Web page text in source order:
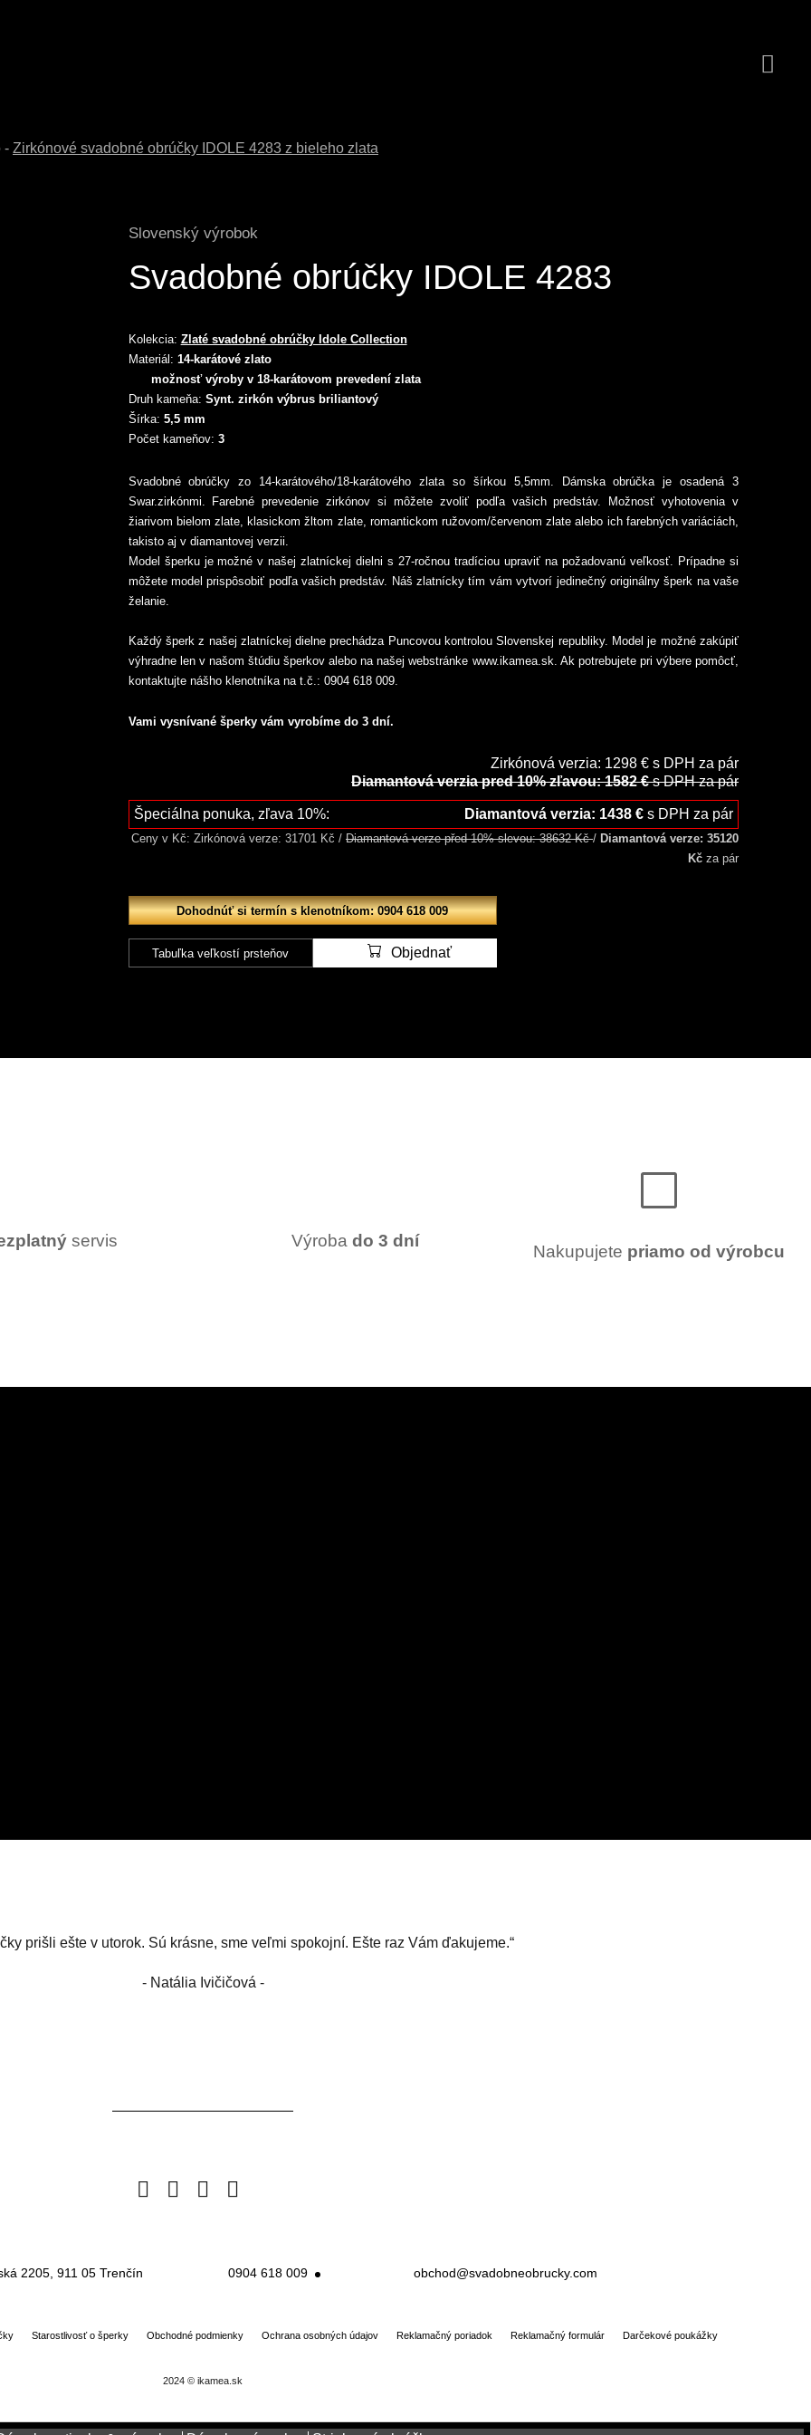
- Zirkónové svadobné obrúčky IDOLE 4283 z bieleho zlata
Slovenský výrobok
Svadobné obrúčky IDOLE 4283
Kolekcia: Zlaté svadobné obrúčky Idole Collection
Materiál: 14-karátové zlato
možnosť výroby v 18-karátovom prevedení zlata
Druh kameňa: Synt. zirkón výbrus briliantový
Šírka: 5,5 mm
Počet kameňov: 3
Svadobné obrúčky zo 14-karátového/18-karátového zlata so šírkou 5,5mm. Dámska obrúčka je osadená 3
Swar.zirkónmi. Farebné prevedenie zirkónov si môžete zvoliť podľa vašich predstáv. Možnosť vyhotovenia v
žiarivom bielom zlate, klasickom žltom zlate, romantickom ružovom/červenom zlate alebo ich farebných variáciách,
takisto aj v diamantovej verzii.
Model šperku je možné v našej zlatníckej dielni s 27-ročnou tradíciou upraviť na požadovanú veľkosť. Prípadne si
môžete model prispôsobiť podľa vašich predstáv. Náš zlatnícky tím vám vytvorí jedinečný originálny šperk na vaše
želanie.
Každý šperk z našej zlatníckej dielne prechádza Puncovou kontrolou Slovenskej republiky. Model je možné zakúpiť
výhradne len v našom štúdiu šperkov alebo na našej webstránke www.ikamea.sk. Ak potrebujete pri výbere pomôcť,
kontaktujte nášho klenotníka na t.č.: 0904 618 009.
Vami vysnívané šperky vám vyrobíme do 3 dní.
Zirkónová verzia: 1298 € s DPH za pár
Diamantová verzia pred 10% zľavou: 1582 €s DPH za pár
Špeciálna ponuka, zľava 10%: Diamantová verzia: 1438 € s DPH za pár
Ceny v Kč: Zirkónová verze: 31701 Kč / Diamantová verze před 10% slevou: 38632 Kč/ Diamantová verze: 35120
Kč za pár
Dohodnúť si termín s klenotníkom: 0904 618 009
Tabuľka veľkostí prsteňov Objednať
servis Výroba do 3 dní
Nakupujete priamo od výrobcu
prišli ešte v utorok. Sú krásne, sme veľmi spokojní. Ešte raz Vám ďakujeme.“
- Natália Ivičičová -
FacebookInstagramPinterest
2205, 911 05 Trenčín 0904 618 009 obchod@svadobneobrucky.com
Starostlivosť o šperky Obchodné podmienky Ochrana osobných údajov Reklamačný poriadok Reklamačný formulár Darčekové poukážky
2024 © ikamea.sk